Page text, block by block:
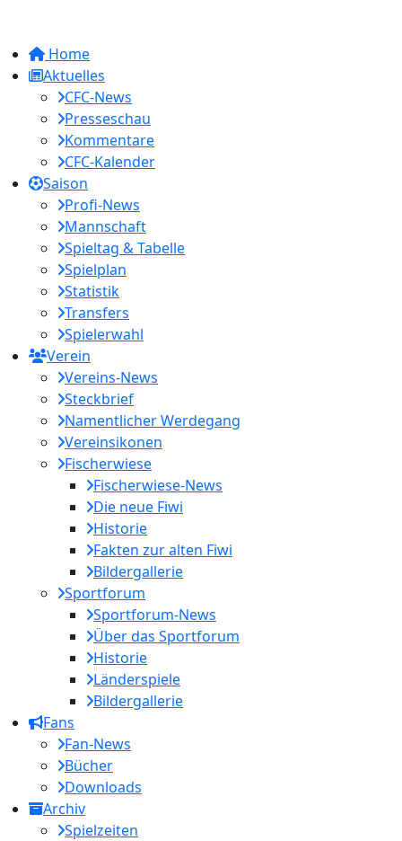
Home
Aktuelles
CFC-News
Presseschau
Kommentare
CFC-Kalender
Saison
Profi-News
Mannschaft
Spieltag & Tabelle
Spielplan
Statistik
Transfers
Spielerwahl
Verein
Vereins-News
Steckbrief
Namentlicher Werdegang
Vereinsikonen
Fischerwiese
Fischerwiese-News
Die neue Fiwi
Historie
Fakten zur alten Fiwi
Bildergallerie
Sportforum
Sportforum-News
Über das Sportforum
Historie
Länderspiele
Bildergallerie
Fans
Fan-News
Bücher
Downloads
Archiv
Spielzeiten